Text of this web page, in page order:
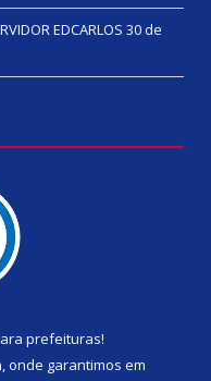
EDCARLOS 30 de
prefeituras!
onde garantimos em